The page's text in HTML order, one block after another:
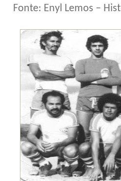
Fonte: Enyl Lemos –